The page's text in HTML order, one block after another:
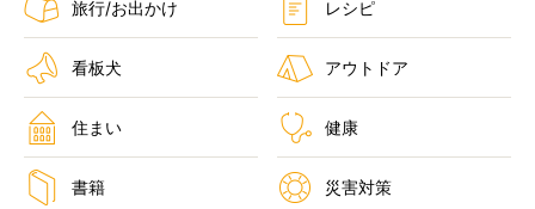
旅行/お出かけ レシピ
看板犬 アウトドア
住まい 健康
書籍 災害対策